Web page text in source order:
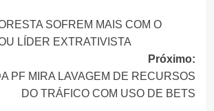
SOFREM MAIS COM O
LÍDER EXTRATIVISTA
Próximo:
PF MIRA LAVAGEM DE RECURSOS
DO TRÁFICO COM USO DE BETS